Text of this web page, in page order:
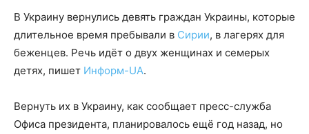
В Украину вернулись девять граждан Украины, которые
длительное время пребывали в Сирии, в лагерях для
беженцев. Речь идёт о двух женщинах и семерых
детях, пишет Информ-UA.
Вернуть их в Украину, как сообщает пресс-служба
Офиса президента, планировалось ещё год назад, но